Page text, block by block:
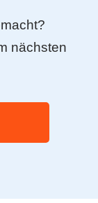
nächsten